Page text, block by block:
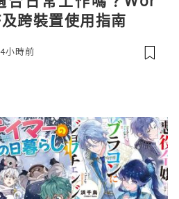
跨裝置使用指南
4小時前